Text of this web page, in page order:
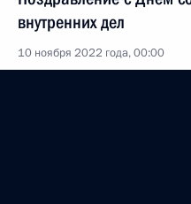
внутренних дел
10 ноября 2022 года, 00:00